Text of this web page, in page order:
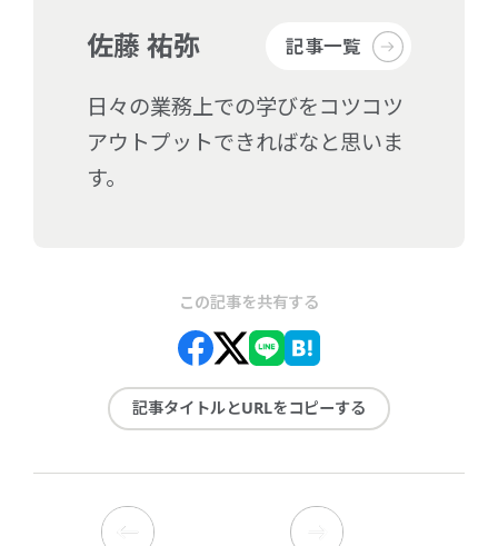
佐藤 祐弥 記事一覧
日々の業務上での学びをコツコツ
アウトプットできればなと思いま
す。
この記事を共有する
記事タイトルとURLをコピーする